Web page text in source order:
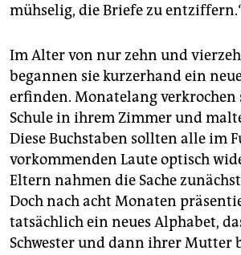
mühselig, die Briefe zu
Im Alter von nur zehn und
begannen sie kurzerhand ein
erfinden. Monatelang verkrochen
Schule in ihrem Zimmer und
Diese Buchstaben sollten alle im
vorkommenden Laute optisch
Eltern nahmen die Sache
Doch nach acht Monaten
tatsächlich ein neues Alphabet,
Schwester und dann ihrer Mutter